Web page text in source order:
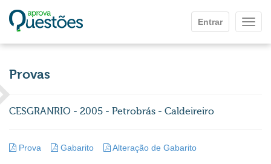
Entrar
Provas
CESGRANRIO - 2005 - Petrobrás - Caldeireiro
Prova Gabarito Alteração de Gabarito